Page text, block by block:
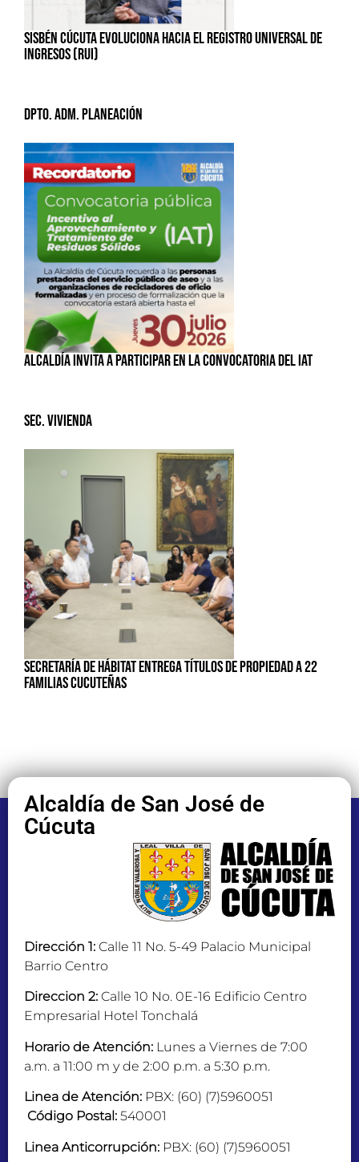
SISBÉN CÚCUTA EVOLUCIONA HACIA EL REGISTRO UNIVERSAL DE
INGRESOS (RUI)
Dpto. Adm. Planeación
ALCALDÍA INVITA A PARTICIPAR EN LA CONVOCATORIA DEL IAT
Sec. Vivienda
SECRETARÍA DE HÁBITAT ENTREGA TÍTULOS DE PROPIEDAD A 22
FAMILIAS CUCUTEÑAS
Alcaldía de San José de
Cúcuta
Dirección 1: Calle 11 No. 5-49 Palacio Municipal
Barrio Centro
Direccion 2: Calle 10 No. 0E-16 Edificio Centro
Empresarial Hotel Tonchalá
Horario de Atención: Lunes a Viernes de 7:00
a.m. a 11:00 m y de 2:00 p.m. a 5:30 p.m.
Linea de Atención: PBX: (60) (7)5960051
Código Postal: 540001
Linea Anticorrupción: PBX: (60) (7)5960051